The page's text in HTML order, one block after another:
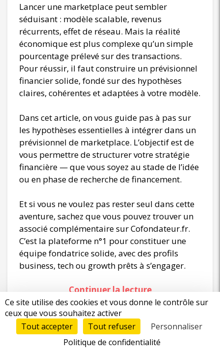
Lancer une marketplace peut sembler
séduisant : modèle scalable, revenus
récurrents, effet de réseau. Mais la réalité
économique est plus complexe qu’un simple
pourcentage prélevé sur des transactions.
Pour réussir, il faut construire un prévisionnel
financier solide, fondé sur des hypothèses
claires, cohérentes et adaptées à votre modèle.
Dans cet article, on vous guide pas à pas sur
les hypothèses essentielles à intégrer dans un
prévisionnel de marketplace. L’objectif est de
vous permettre de structurer votre stratégie
financière — que vous soyez au stade de l’idée
ou en phase de recherche de financement.
Et si vous ne voulez pas rester seul dans cette
aventure, sachez que vous pouvez trouver un
associé complémentaire sur Cofondateur.fr.
C’est la plateforme n°1 pour constituer une
équipe fondatrice solide, avec des profils
business, tech ou growth prêts à s’engager.
Continuer la lecture
Ce site utilise des cookies et vous donne le contrôle sur
ceux que vous souhaitez activer
Tout accepter
Tout refuser
Personnaliser
Politique de confidentialité